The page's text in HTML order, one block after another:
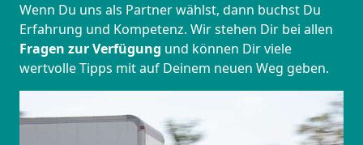
Wenn Du uns als Partner wählst, dann buchst Du
Erfahrung und Kompetenz. Wir stehen Dir bei allen
Fragen zur Verfügung und können Dir viele
wertvolle Tipps mit auf Deinem neuen Weg geben.